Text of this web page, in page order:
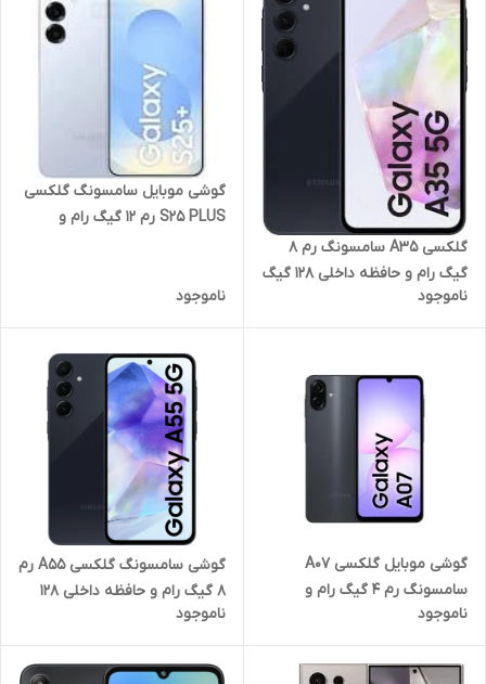
گلکسی A35 سامسونگ رم 8
گیگ رام و حافظه داخلی 128 گیگ
ناموجود
گوشی موبایل سامسونگ گلکسی
S25 PLUS رم 12 گیگ رام و
ناموجود
گوشی موبایل گلکسی A07
سامسونگ رم 4 گیگ رام و
حافظه داخلی 64 گیگ چین
ناموجود
گوشی سامسونگ گلکسی A55 رم
8 گیگ رام و حافظه داخلی 128
گیگ
ناموجود